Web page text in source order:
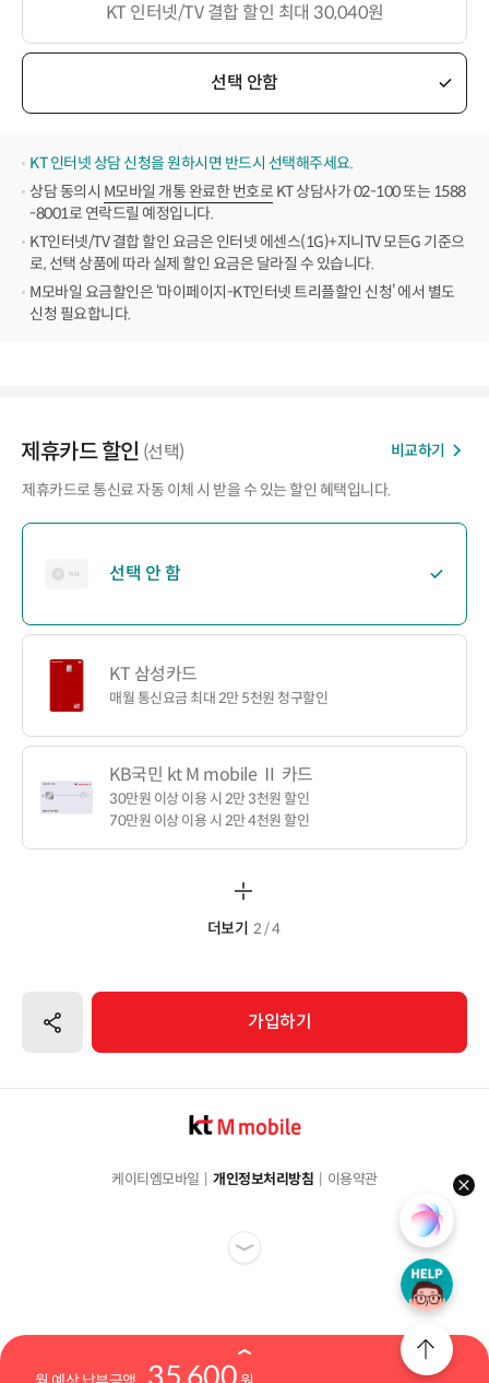
KT 인터넷/TV 결합 할인 최대 30,040원
선택 안함
KT 인터넷 상담 신청을 원하시면 반드시 선택해주세요.
상담 동의시 M모바일 개통 완료한 번호로 KT 상담사가 02-100 또는 1588
-8001로 연락드릴 예정입니다.
KT인터넷/TV 결합 할인 요금은 인터넷 에센스(1G)+지니TV 모든G 기준으
로, 선택 상품에 따라 실제 할인 요금은 달라질 수 있습니다.
M모바일 요금할인은 ‘마이페이지-KT인터넷 트리플할인 신청’ 에서 별도
신청 필요합니다.
제휴카드 할인 (선택) 비교하기
제휴카드로 통신료 자동 이체 시 받을 수 있는 할인 혜택입니다.
선택 안 함
KT 삼성카드
매월 통신요금 최대 2만 5천원 청구할인
KB국민 kt M mobile Ⅱ 카드
30만원 이상 이용 시 2만 3천원 할인
70만원 이상 이용 시 2만 4천원 할인
더보기 2 / 4
공유하기 가입하기
35,600
케이티엠모바일 개인정보처리방침 이용약관 help